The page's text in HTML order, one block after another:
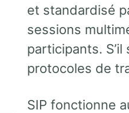
et standardisé
sessions
participants.
protocoles de
SIP fonctionne